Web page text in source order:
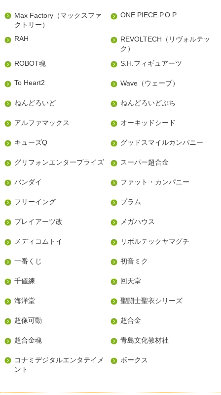
Max Factory（マックスファ
クトリー）
ONE PIECE P.O.P
RAH
REVOLTECH（リヴォルテッ
ク）
ROBOT魂
S.H.フィギュアーツ
To Heart2 Wave（ウェーブ）
ねんどろいど ねんどろいどぷち
アルファマックス オーキッドシード
キューズQ グッドスマイルカンパニー
グリフォンエンタープライズ スーパー超合金
バンダイ ファット・カンパニー
フリーイング プラム
プレイアーツ改 メガハウス
メディコムトイ リボルテックヤマグチ
一番くじ 初音ミク
千値練 回天堂
海洋堂 聖闘士聖衣シリーズ
超像可動 超合金
超合金魂 青島文化教材社
コナミデジタルエンタテイメ
ント
ボークス